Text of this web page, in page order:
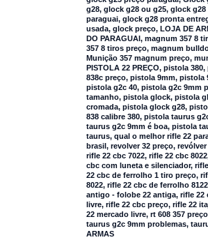
g28, glock g28 ou g25, glock g28
paraguai, glock g28 pronta
usada, glock preço, LOJA DE
DO PARAGUAI, magnum 357 8
357 8 tiros preço, magnum
Munição 357 magnum preço,
PISTOLA 22 PREÇO, pistola 380,
838c preço, pistola 9mm, pistola
pistola g2c 40, pistola g2c 9mm
tamanho, pistola glock, pistola
cromada, pistola glock g28,
838 calibre 380, pistola taurus
taurus g2c 9mm é boa, pistola
taurus, qual o melhor rifle 22
brasil, revolver 32 preço, revólver
rifle 22 cbc 7022, rifle 22 cbc 8022
cbc com luneta e silenciador,
22 cbc de ferrolho 1 tiro preço,
8022, rifle 22 cbc de ferrolho 8122
antigo - folobe 22 antiga, rifle 22
livre, rifle 22 cbc preço, rifle 22
22 mercado livre, rt 608 357 preço
taurus g2c 9mm problemas,
ARMAS